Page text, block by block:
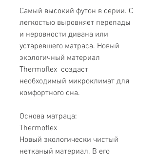
Самый высокий футон в серии. С
легкостью выровняет перепады
и неровности дивана или
устаревшего матраса. Новый
экологичный материал
Thermoflex создаст
необходимый микроклимат для
комфортного сна.
Основа матраца:
Thermoflex
Новый экологически чистый
нетканый материал. В его